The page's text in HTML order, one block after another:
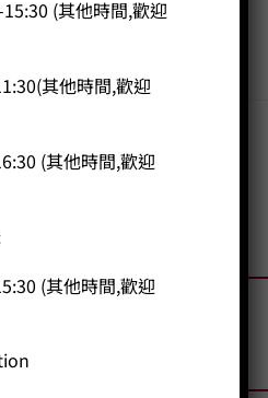
(其他時間,歡迎
其他時間,歡迎
(其他時間,歡迎
(其他時間,歡迎